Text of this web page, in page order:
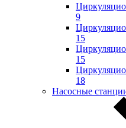
9
15
15
18
Насосные